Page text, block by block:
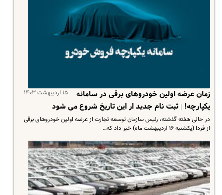
۱۵ اردیبهشت ۱۴۰۳
زمان عرضه اولین خودروهای برقی در سامانه
یکپارچه! | ثبت نام جدید ار این تاریخ شروع می شود
در حالی هفته گذشته، رئیس سازمان توسعه‌ تجارت از عرضه اولین خودروهای برقی
از فردا (یکشنبه ١۶ اردیبهشت ماه) خبر داد که…